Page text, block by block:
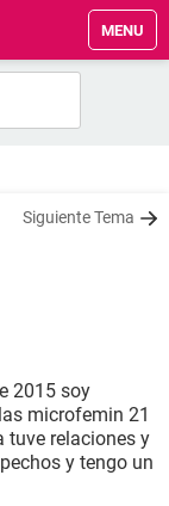
MENU
Siguiente Tema
2015 soy
microfemin 21
tuve relaciones y
y tengo un